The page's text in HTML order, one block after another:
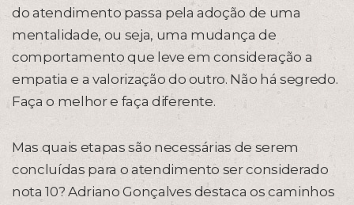
do atendimento passa pela adoção de uma
mentalidade, ou seja, uma mudança de
comportamento que leve em consideração a
empatia e a valorização do outro. Não há segredo.
Faça o melhor e faça diferente.
Mas quais etapas são necessárias de serem
concluídas para o atendimento ser considerado
nota 10? Adriano Gonçalves destaca os caminhos